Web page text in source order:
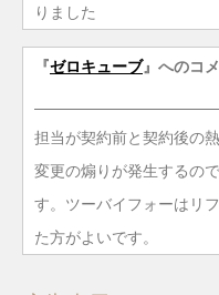
りました
『ゼロキューブ』へのコ
担当が契約前と契約後の
変更の煽りが発生するの
す。ツーバイフォーはリ
た方がよいです。